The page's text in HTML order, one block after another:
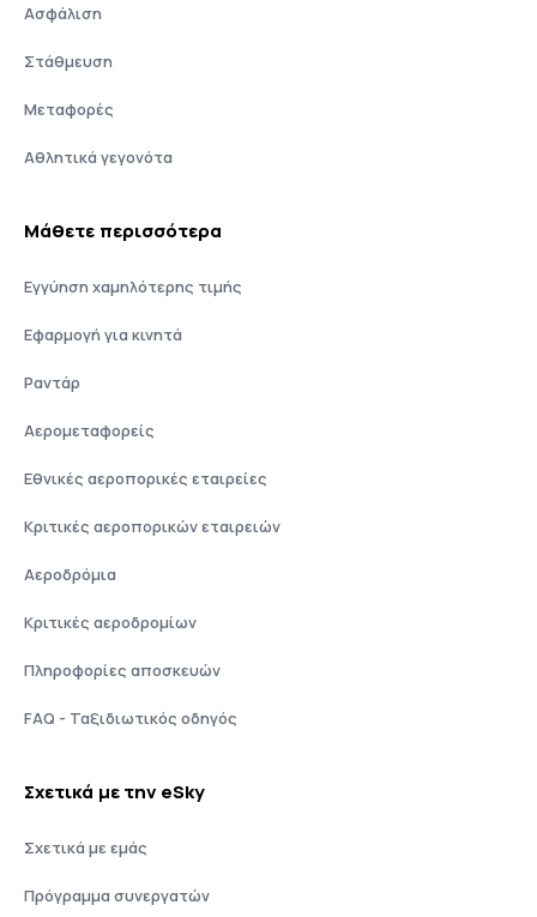
Ασφάλιση
Στάθμευση
Μεταφορές
Αθλητικά γεγονότα
Μάθετε περισσότερα
Εγγύηση χαμηλότερης τιμής
Εφαρμογή για κινητά
Ραντάρ
Αερομεταφορείς
Εθνικές αεροπορικές εταιρείες
Κριτικές αεροπορικών εταιρειών
Αεροδρόμια
Κριτικές αεροδρομίων
Πληροφορίες αποσκευών
FAQ - Ταξιδιωτικός οδηγός
Σχετικά με την eSky
Σχετικά με εμάς
Πρόγραμμα συνεργατών